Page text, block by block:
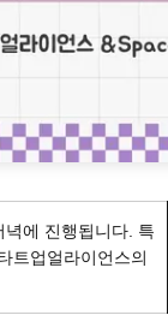
에 진행됩니다. 특
트업얼라이언스의